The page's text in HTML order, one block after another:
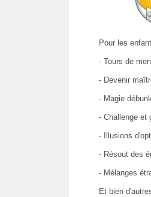
Pour les
- Tours de
- Devenir
- Magie
- Challenge et
- Illusions
- Résout des
- Mélanges
Et bien